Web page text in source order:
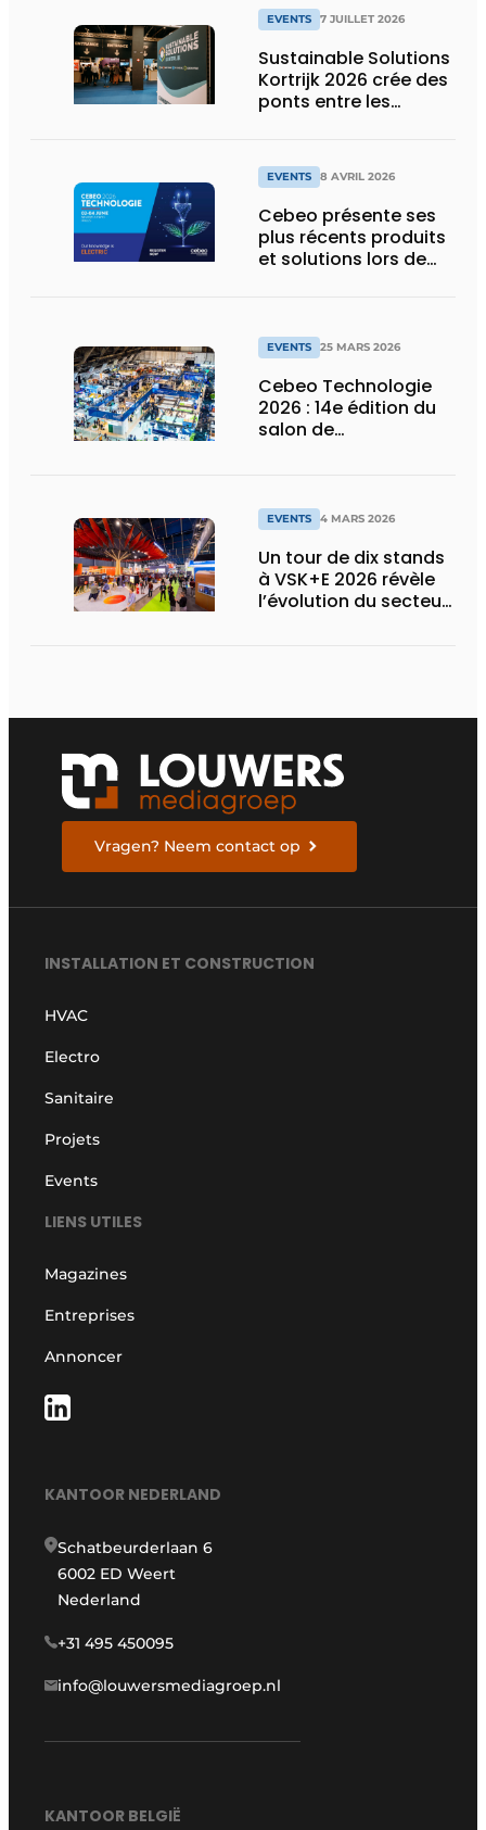
EVENTS 7 JUILLET 2026
Sustainable Solutions
Kortrijk 2026 crée des
ponts entre les
énergétiques
interconnectées
EVENTS 8 AVRIL 2026
Cebeo présente ses
plus récents produits
et solutions lors de
EVENTS 25 MARS 2026
Cebeo Technologie
2026 : 14e édition du
salon de
EVENTS 4 MARS 2026
Un tour de dix stands
à VSK+E 2026 révèle
l’évolution du secteur
Vragen? Neem contact op
INSTALLATION ET CONSTRUCTION
HVAC
Electro
Sanitaire
Projets
Events
LIENS UTILES
Magazines
Entreprises
Annoncer
KANTOOR NEDERLAND
Schatbeurderlaan 6
6002 ED Weert
Nederland
+31 495 450095
info@louwersmediagroep.nl
KANTOOR BELGIË